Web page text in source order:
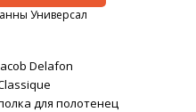
Универсал
Delafon
для полотенец